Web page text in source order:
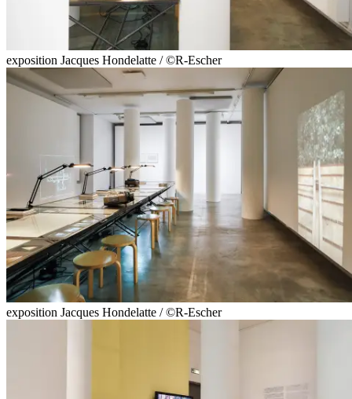
exposition Jacques Hondelatte / ©R-Escher
exposition Jacques Hondelatte / ©R-Escher